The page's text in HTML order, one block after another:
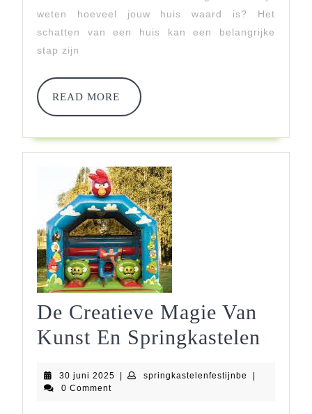
Online
weten hoeveel jouw huis waard is? Het
schatten van een huis kan een belangrijke
stap zijn
READ MORE
READ
MORE
De Creatieve Magie Van
Kunst En Springkastelen
30 juni 2025 30| springkastelenfestijnbe
|
0 Comment